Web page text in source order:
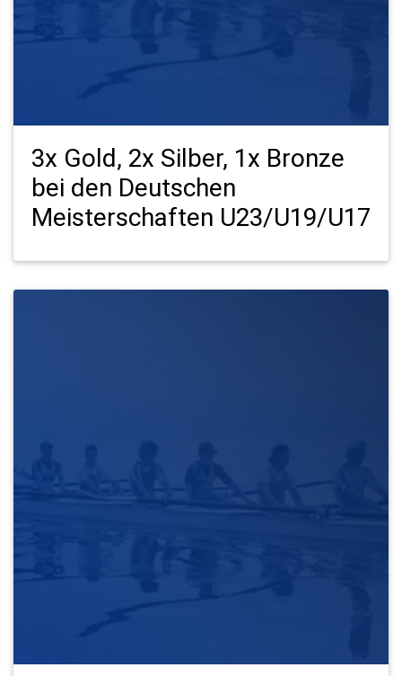
3x Gold, 2x Silber, 1x Bronze
bei den Deutschen
Meisterschaften U23/U19/U17